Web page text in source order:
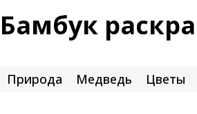
Бамбук
Природа Медведь Цветы